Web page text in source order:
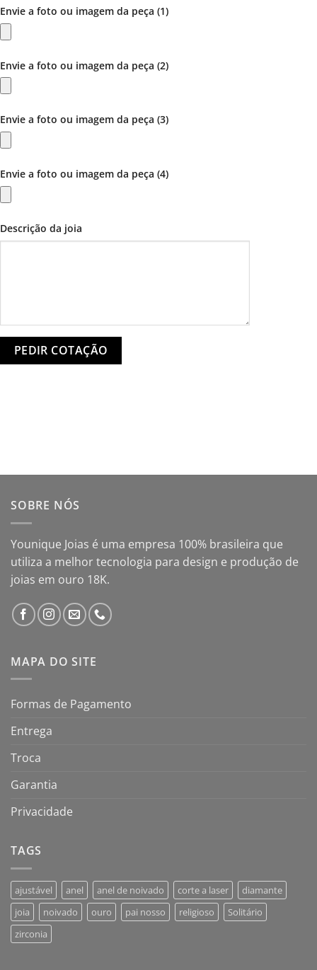
Envie a foto ou imagem da peça (1)
Envie a foto ou imagem da peça (2)
Envie a foto ou imagem da peça (3)
Envie a foto ou imagem da peça (4)
Descrição da joia
SOBRE NÓS
Younique Joias é uma empresa 100% brasileira que
utiliza a melhor tecnologia para design e produção de
joias em ouro 18K.
MAPA DO SITE
Formas de Pagamento
Entrega
Troca
Garantia
Privacidade
TAGS
ajustável anel anel de noivado corte a laser
diamante
joia
noivado ouro pai nosso religioso
Solitário
zirconia